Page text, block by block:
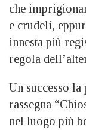
che
e crudeli,
innesta più
regola
Un successo
rassegna
nel luogo più